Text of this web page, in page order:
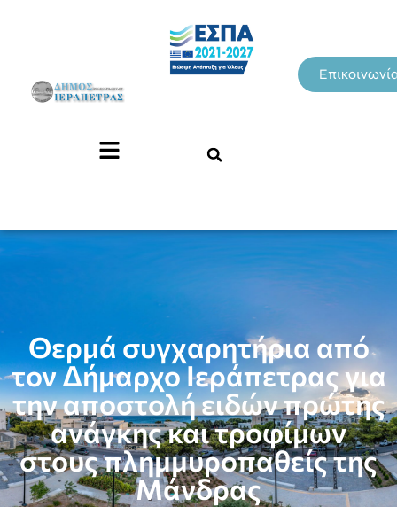
Θερμά συγχαρητήρια από
τον Δήμαρχο Ιεράπετρας για
την αποστολή ειδών πρώτης
ανάγκης και τροφίμων
στους πλημμυροπαθείς της
Μάνδρας